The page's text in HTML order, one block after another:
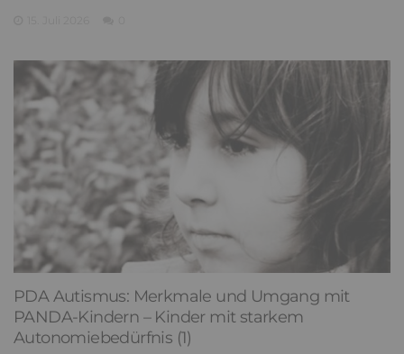
PDA Autismus: Merkmale und Umgang mit
PANDA-Kindern – Kinder mit starkem
Autonomiebedürfnis (1)